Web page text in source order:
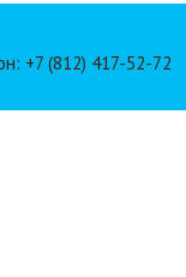
+7 (812) 417-52-72